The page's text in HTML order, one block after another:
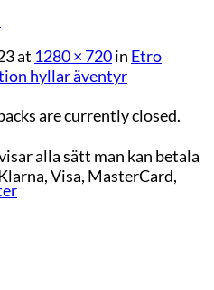
at 1280 × 720in Etro
hyllar äventyr
are currently closed.